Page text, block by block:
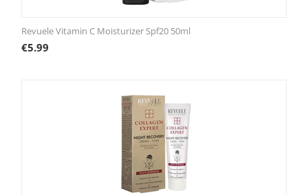
Revuele Vitamin C Moisturizer Spf20 50ml
€5.99